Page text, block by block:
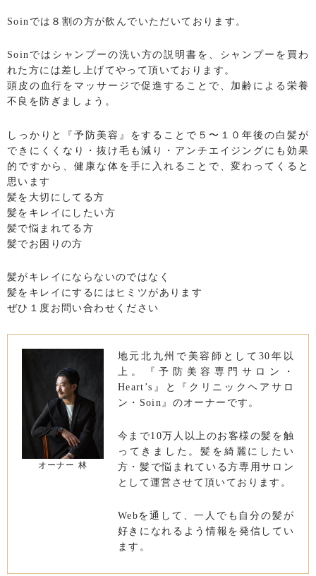
Soinでは８割の方が飲んでいただいております。
Soinではシャンプーの洗い方の説明書を、シャンプーを買わ
れた方には差し上げてやって頂いております。
頭皮の血行をマッサージで促進することで、加齢による栄養
不良を防ぎましょう。
しっかりと『予防美容』をすることで５〜１０年後の白髪が
できにくくなり・抜け毛も減り・アンチエイジングにも効果
的ですから、健康な体を手に入れることで、変わってくると
思います
髪を大切にしてる方
髪をキレイにしたい方
髪で悩まれてる方
髪でお困りの方
髪がキレイにならないのではなく
髪をキレイにするにはヒミツがあります
ぜひ１度お問い合わせください
オーナー 林
地元北九州で美容師として30年以
上。『予防美容専門サロン・
Heart’s』と『クリニックヘアサロ
ン・Soin』のオーナーです。
今まで10万人以上のお客様の髪を触
ってきました。髪を綺麗にしたい
方・髪で悩まれている方専用サロン
として運営させて頂いております。
Webを通して、一人でも自分の髪が
好きになれるよう情報を発信してい
ます。